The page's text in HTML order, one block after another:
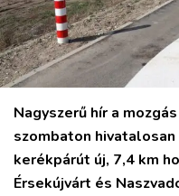
Nagyszerű hír a
szombaton
kerékpárút új, 7,4 km
Érsekújvárt és